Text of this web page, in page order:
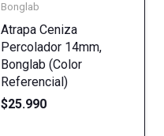
Bonglab
Atrapa Ceniza
Percolador 14mm,
Bonglab (Color
Referencial)
$25.990